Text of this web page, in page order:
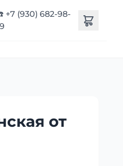
+7 (930) 682-98-
от